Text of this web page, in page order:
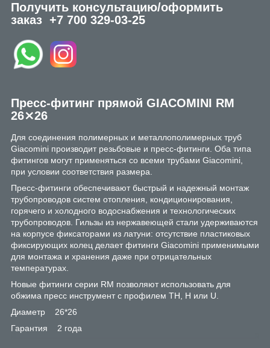
Получить консультацию/оформить
заказ +7 700 329-03-25
Пресс-фитинг прямой GIACOMINI RM
26⨯26
Для соединения полимерных и металлополимерных труб
Giacomini производит резьбовые и пресс-фитинги. Оба типа
фитингов могут применяться со всеми трубами Giacomini,
при условии соответствия размера.
Пресс-фитинги обеспечивают быстрый и надежный монтаж
трубопроводов систем отопления, кондиционирования,
горячего и холодного водоснабжения и технологических
трубопроводов. Гильзы из нержавеющей стали удерживаются
на корпусе фиксаторами из латуни: отсутствие пластиковых
фиксирующих колец делает фитинги Giacomini применимыми
для монтажа и хранения даже при отрицательных
температурах.
Новые фитинги серии RM позволяют использовать для
обжима пресс инструмент с профилем TH, H или U.
Диаметр 26*26
Гарантия 2 года